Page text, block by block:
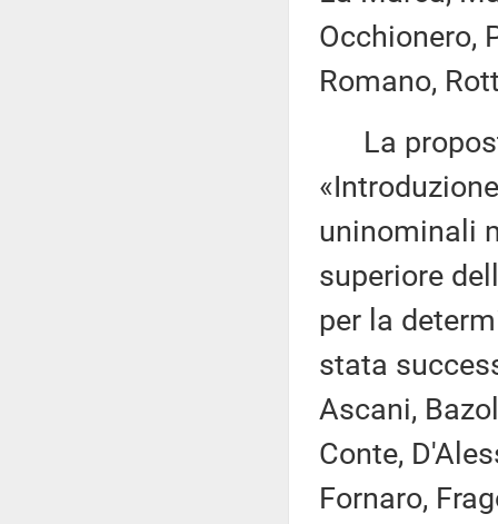
Occhionero,
Romano,
La
uninominali
superiore
per la
stata
Ascani,
Conte,
Fornaro,